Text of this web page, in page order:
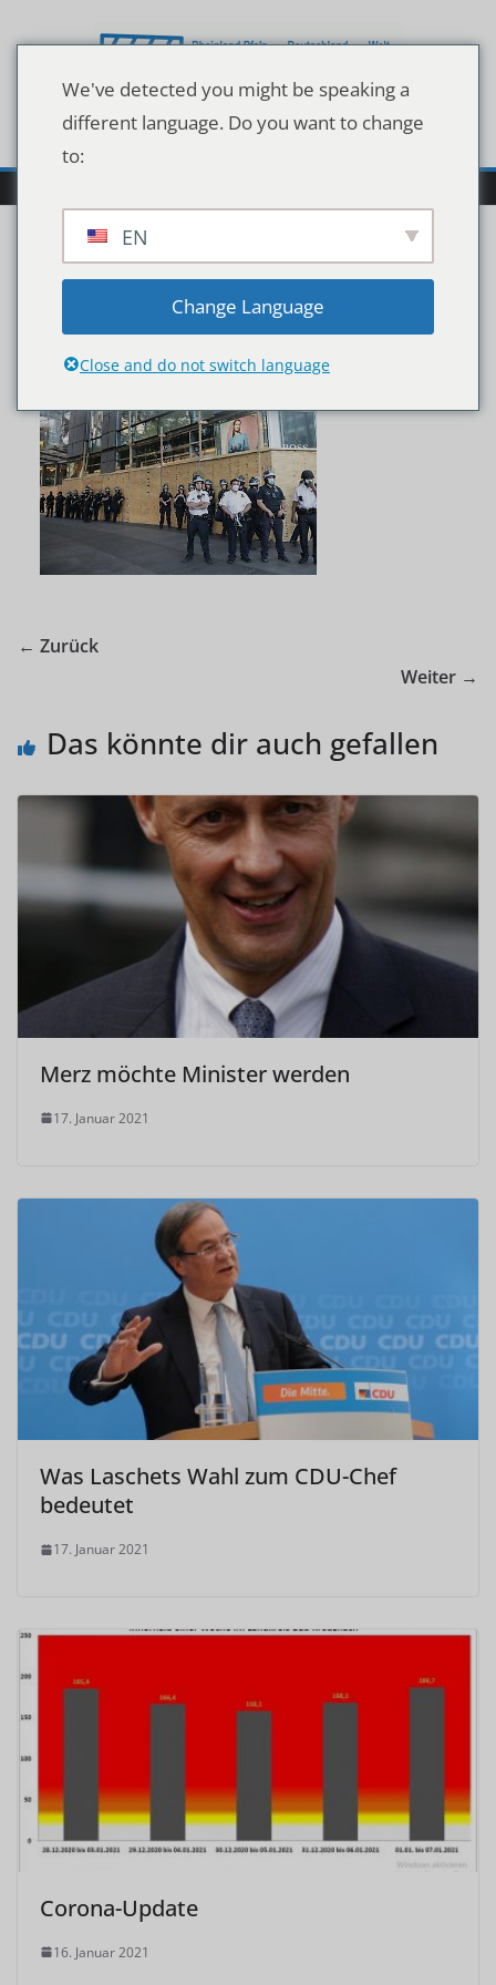
Inhalt
133121196
← Zurück
Weiter →
Das könnte dir auch gefallen
Merz möchte Minister werden
17. Januar 2021
Was Laschets Wahl zum CDU-Chef
bedeutet
17. Januar 2021
Corona-Update
16. Januar 2021
We've detected you might be speaking a
different language. Do you want to change
to:
EN
Change Language
Close and do not switch language